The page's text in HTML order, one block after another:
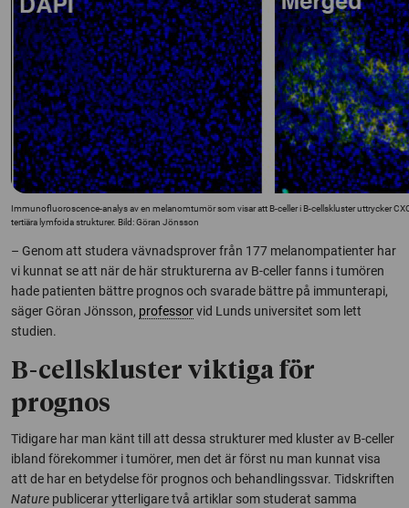
Immunofluoroscence-analys av en melanomtumör som visar att B-celler i B-cellskluster uttrycker
tertiära lymfoida strukturer. Bild: Göran Jönsson
– Genom att studera vävnadsprover från 177 melanompatienter har
vi kunnat se att när de här strukturerna av B-celler fanns i tumören
hade patienten bättre prognos och svarade bättre på immunterapi,
säger Göran Jönsson, professorvid Lunds universitet som lett
studien.
B-cellskluster viktiga för
prognos
Tidigare har man känt till att dessa strukturer med kluster av B-celler
ibland förekommer i tumörer, men det är först nu man kunnat visa
att de har en betydelse för prognos och behandlingssvar. Tidskriften
Nature publicerar ytterligare två artiklar som studerat samma